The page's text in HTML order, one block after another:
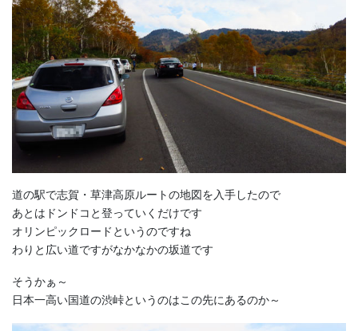
道の駅で志賀・草津高原ルートの地図を入手したので
あとはドンドコと登っていくだけです
オリンピックロードというのですね
わりと広い道ですがなかなかの坂道です
そうかぁ～
日本一高い国道の渋峠というのはこの先にあるのか～